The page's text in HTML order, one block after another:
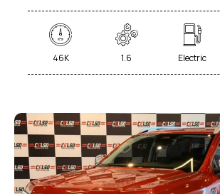
46K 1.6 Electric